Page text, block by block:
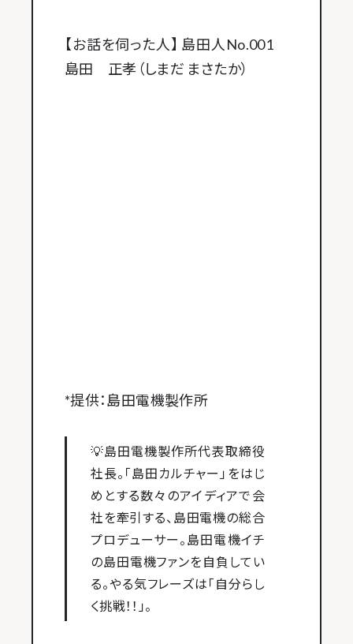
【お話を伺った人】 島田人No.001
島田 正孝（しまだ まさたか）
*提供：島田電機製作所
💡島田電機製作所代表取締役
社長。「島田カルチャー」をはじ
めとする数々のアイディアで会
社を牽引する、島田電機の総合
プロデューサー。島田電機イチ
の島田電機ファンを自負してい
る。やる気フレーズは「自分らし
く挑戦！！」。